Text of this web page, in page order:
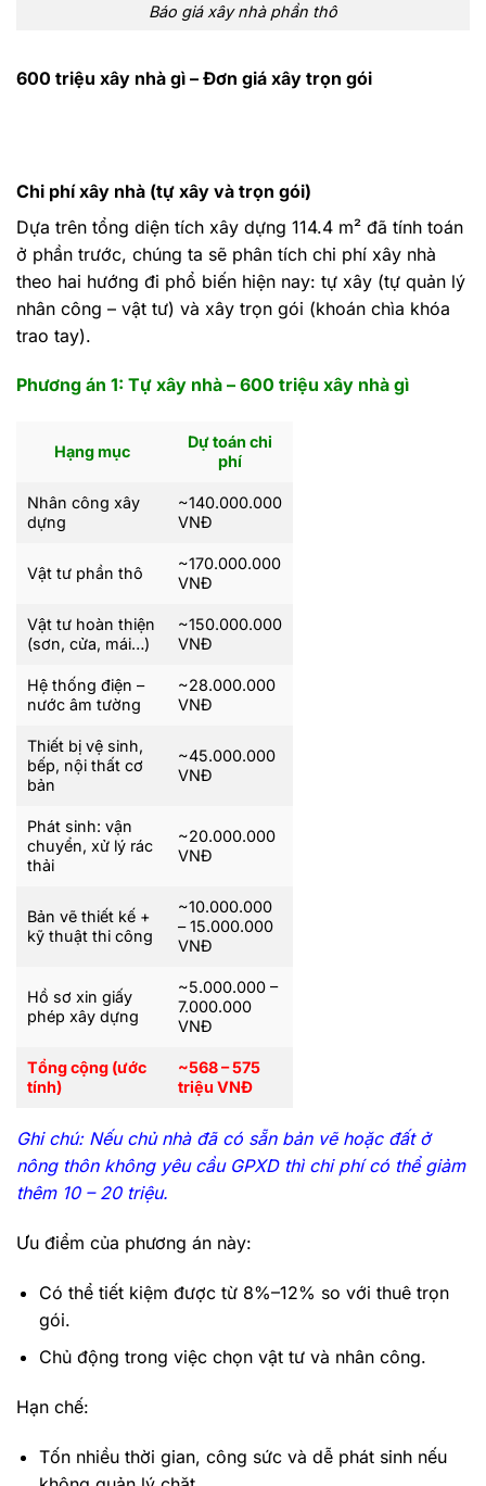
Báo giá xây nhà phần thô
600 triệu xây nhà gì – Đơn giá xây trọn gói
Chi phí xây nhà (tự xây và trọn gói)
Dựa trên tổng diện tích xây dựng 114.4 m² đã tính toán
ở phần trước, chúng ta sẽ phân tích chi phí xây nhà
theo hai hướng đi phổ biến hiện nay: tự xây (tự quản lý
nhân công – vật tư) và xây trọn gói (khoán chìa khóa
trao tay).
Phương án 1: Tự xây nhà – 600 triệu xây nhà gì
Hạng mục
Dự toán chi
phí
Nhân công xây
dựng
~140.000.000
VNĐ
Vật tư phần thô
~170.000.000
VNĐ
Vật tư hoàn thiện
(sơn, cửa, mái…)
~150.000.000
VNĐ
Hệ thống điện –
nước âm tường
~28.000.000
VNĐ
Thiết bị vệ sinh,
bếp, nội thất cơ
bản
~45.000.000
VNĐ
Phát sinh: vận
chuyển, xử lý rác
thải
~20.000.000
VNĐ
Bản vẽ thiết kế +
kỹ thuật thi công
~10.000.000
– 15.000.000
VNĐ
Hồ sơ xin giấy
phép xây dựng
~5.000.000 –
7.000.000
VNĐ
Tổng cộng (ước
tính)
~568 – 575
triệu VNĐ
Ghi chú: Nếu chủ nhà đã có sẵn bản vẽ hoặc đất ở
nông thôn không yêu cầu GPXD thì chi phí có thể giảm
thêm 10 – 20 triệu.
Ưu điểm của phương án này:
Có thể tiết kiệm được từ 8%–12% so với thuê trọn
gói.
Chủ động trong việc chọn vật tư và nhân công.
Hạn chế:
Tốn nhiều thời gian, công sức và dễ phát sinh nếu